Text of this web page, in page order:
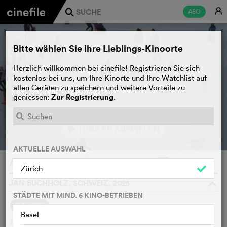
ABO E
j
TRAILER ABSPIELEN
Asphalte Public
SYNOPSIS
Im Zentrum der zweisprachigen Stadt Biel breiten sich über
Bitte wählen Sie Ihre Lieblings-Kinoorte
Herzlich willkommen bei cinefile! Registrieren Sie sich
kostenlos bei uns, um Ihre Kinorte und Ihre Watchlist auf
allen Geräten zu speichern und weitere Vorteile zu
geniessen: Zur Registrierung.
AKTUELLE AUSWAHL
Zürich
STÄDTE MIT MIND. 6 KINO-BETRIEBEN
Basel